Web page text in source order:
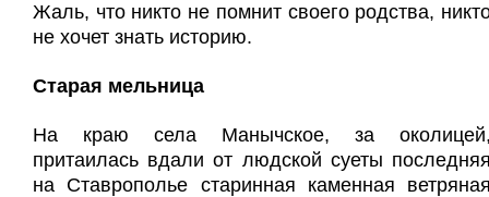
Жаль, что никто не помнит своего родства,
не хочет знать историю.
Старая мельница
На краю села Манычское, за
притаилась вдали от людской суеты
на Ставрополье старинная каменная